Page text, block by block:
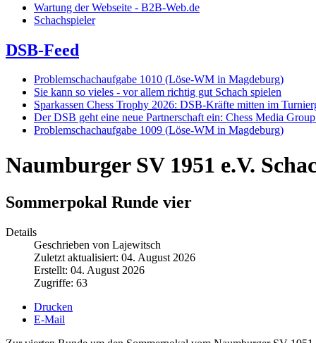
Wartung der Webseite - B2B-Web.de
Schachspieler
DSB-Feed
Problemschachaufgabe 1010 (Löse-WM in Magdeburg)
Sie kann so vieles - vor allem richtig gut Schach spielen
Sparkassen Chess Trophy 2026: DSB-Kräfte mitten im
Der DSB geht eine neue Partnerschaft ein: Chess Media
Problemschachaufgabe 1009 (Löse-WM in Magdeburg)
Naumburger SV 1951 e.V.
Sommerpokal Runde vier
Details
Geschrieben von Lajewitsch
Zuletzt aktualisiert: 04. August 2026
Erstellt: 04. August 2026
Zugriffe: 63
Drucken
E-Mail